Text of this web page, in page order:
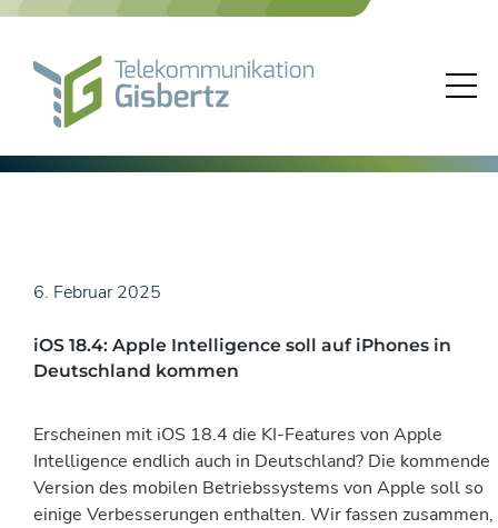
Skip
6. Februar 2025
iOS 18.4: Apple Intelligence soll auf iPhones in
Deutschland kommen
Erscheinen mit iOS 18.4 die KI-Features von Apple
Intelligence endlich auch in Deutschland? Die kommende
Version des mobilen Betriebssystems von Apple soll so
einige Verbesserungen enthalten. Wir fassen zusammen,